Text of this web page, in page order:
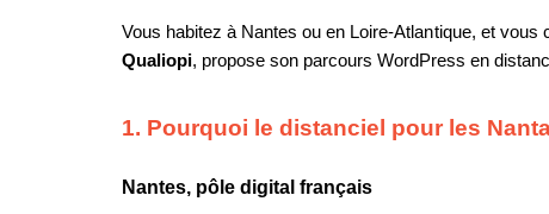
Vous habitez à Nantes ou en Loire-Atlantique, et vous
Qualiopi, propose son parcours WordPress en
1. Pourquoi le distanciel pour les
Nantes, pôle digital français